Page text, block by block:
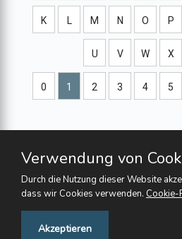
K L M N O P
U V W X
0 1 2 3 4 5
Verwendung von
Durch die Nutzung dieser Website
dass wir Cookies verwenden. Cookie-
Akzeptieren